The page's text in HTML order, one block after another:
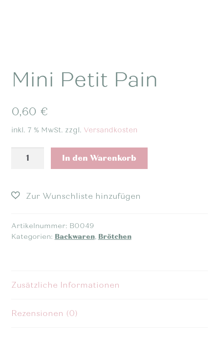
Mini Petit Pain
0,60 €
inkl. 7 % MwSt. zzgl. Versandkosten
Mini
Menge
In den Warenkorb
Artikelnummer: B0049
Kategorien: Backwaren, Brötchen
Zusätzliche Informationen
Rezensionen (0)